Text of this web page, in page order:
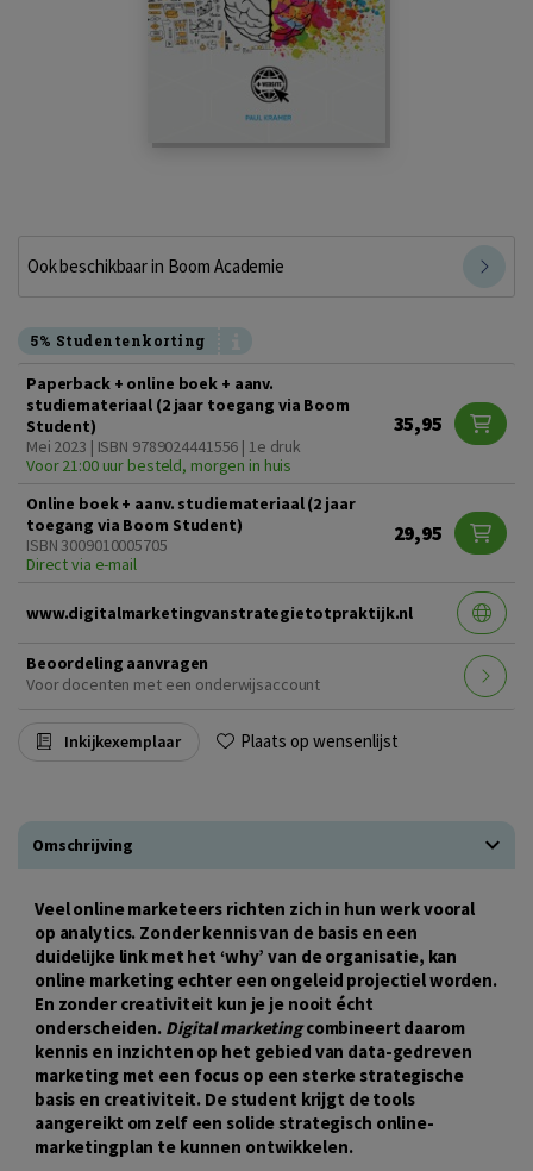
Ook beschikbaar in Boom Academie
5% Studentenkorting
Paperback + online boek + aanv.
studiemateriaal (2 jaar toegang via Boom
Student)
Mei 2023 | ISBN 9789024441556 | 1e druk
Voor 21:00 uur besteld, morgen in huis
35,95
Online boek + aanv. studiemateriaal (2 jaar
toegang via Boom Student)
ISBN 3009010005705
Direct via e-mail
29,95
www.digitalmarketingvanstrategietotpraktijk.nl
Beoordeling aanvragen
Voor docenten met een onderwijsaccount
Inkijkexemplaar Plaats op wensenlijst
Omschrijving
Veel online marketeers richten zich in hun werk vooral
op analytics. Zonder kennis van de basis en een
duidelijke link met het ‘why’ van de organisatie, kan
online marketing echter een ongeleid projectiel worden.
En zonder creativiteit kun je je nooit écht
onderscheiden. Digital marketingcombineert daarom
kennis en inzichten op het gebied van data-gedreven
marketing met een focus op een sterke strategische
basis en creativiteit. De student krijgt de tools
aangereikt om zelf een solide strategisch online-
marketingplan te kunnen ontwikkelen.